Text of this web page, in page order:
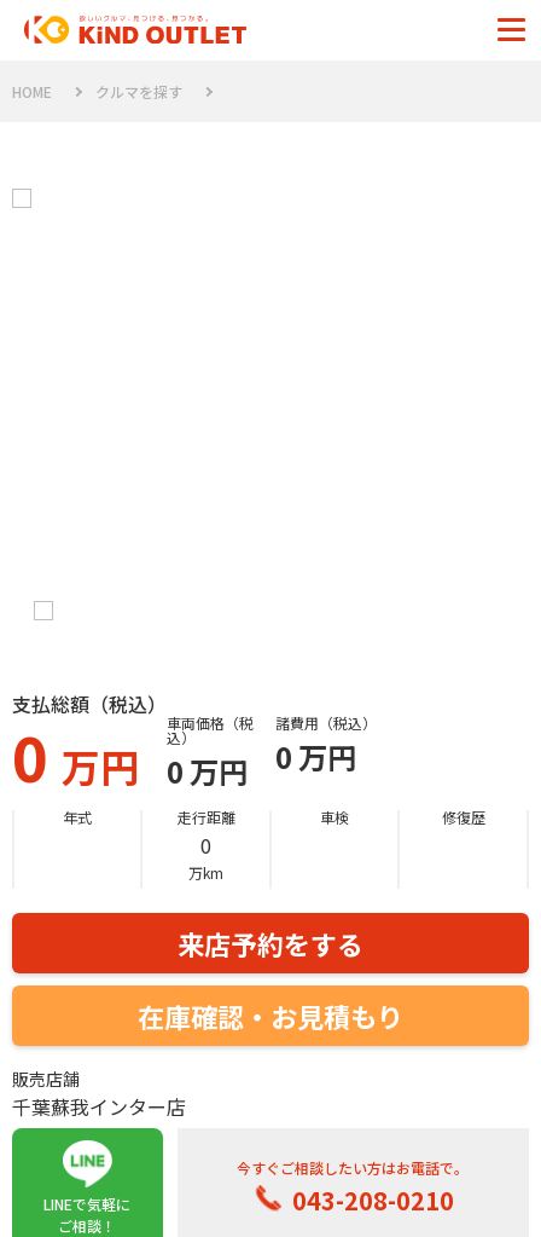
HOME クルマを探す
支払総額（税込）
0 万円
車両価格（税
込）
0 万円
諸費用（税込）
0 万円
年式 走行距離
0
万km
車検 修復歴
来店予約をする
在庫確認・お見積もり
販売店舗
千葉蘇我インター店
LINEで気軽に
ご相談！
今すぐご相談したい方はお電話で。
043-208-0210